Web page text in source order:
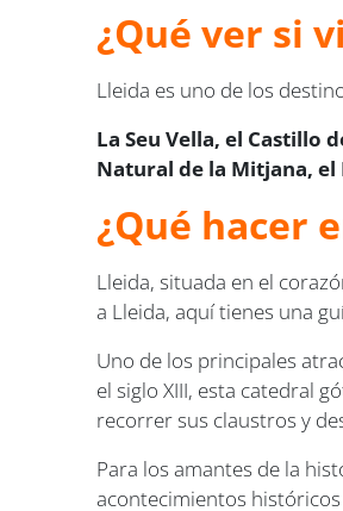
¿Qué ver si
Lleida es uno de los
La Seu Vella, el Castillo
Natural de la Mitjana, el
¿Qué hacer
Lleida, situada en el
a Lleida, aquí tienes una
Uno de los principales
el siglo XIII, esta catedral
recorrer sus claustros y
Para los amantes de la
acontecimientos